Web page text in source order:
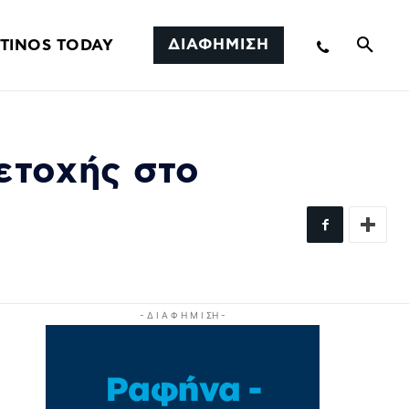
TINOS TODAY ΔΙΑΦΗΜΙΣΗ
στο
- Δ Ι Α Φ Η Μ Ι ΣΗ -